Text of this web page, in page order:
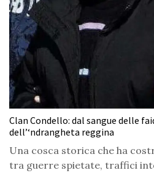
Clan Condello: dal sangue delle
dell’‘ndrangheta reggina
Una cosca storica che ha
tra guerre spietate, traffici